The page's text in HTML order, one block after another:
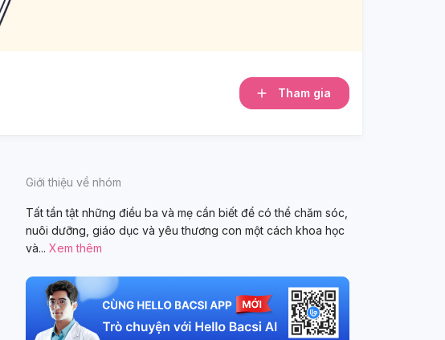
Tham gia
Giới thiệu về nhóm
Tất tần tật những điều ba và mẹ cần biết để có thể chăm sóc,
nuôi dưỡng, giáo dục và yêu thương con một cách khoa học
và...Xem thêm